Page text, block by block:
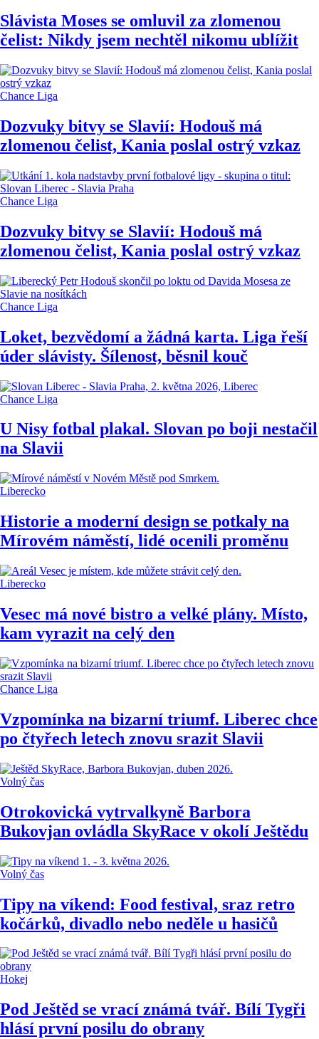
Slávista Moses se omluvil za zlomenou
čelist: Nikdy jsem nechtěl nikomu ublížit
Chance Liga
Dozvuky bitvy se Slavií: Hodouš má
zlomenou čelist, Kania poslal ostrý vzkaz
Chance Liga
Dozvuky bitvy se Slavií: Hodouš má
zlomenou čelist, Kania poslal ostrý vzkaz
Chance Liga
Loket, bezvědomí a žádná karta. Liga řeší
úder slávisty. Šílenost, běsnil kouč
Chance Liga
U Nisy fotbal plakal. Slovan po boji nestačil
na Slavii
Liberecko
Historie a moderní design se potkaly na
Mírovém náměstí, lidé ocenili proměnu
Liberecko
Vesec má nové bistro a velké plány. Místo,
kam vyrazit na celý den
Chance Liga
Vzpomínka na bizarní triumf. Liberec chce
po čtyřech letech znovu srazit Slavii
Volný čas
Otrokovická vytrvalkyně Barbora
Bukovjan ovládla SkyRace v okolí Ještědu
Volný čas
Tipy na víkend: Food festival, sraz retro
kočárků, divadlo nebo neděle u hasičů
Hokej
Pod Ještěd se vrací známá tvář. Bílí Tygři
hlásí první posilu do obrany